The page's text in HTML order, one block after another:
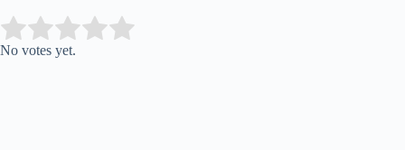
Rate this item:
No votes yet.